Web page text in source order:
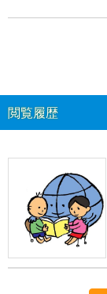
閲覧履歴